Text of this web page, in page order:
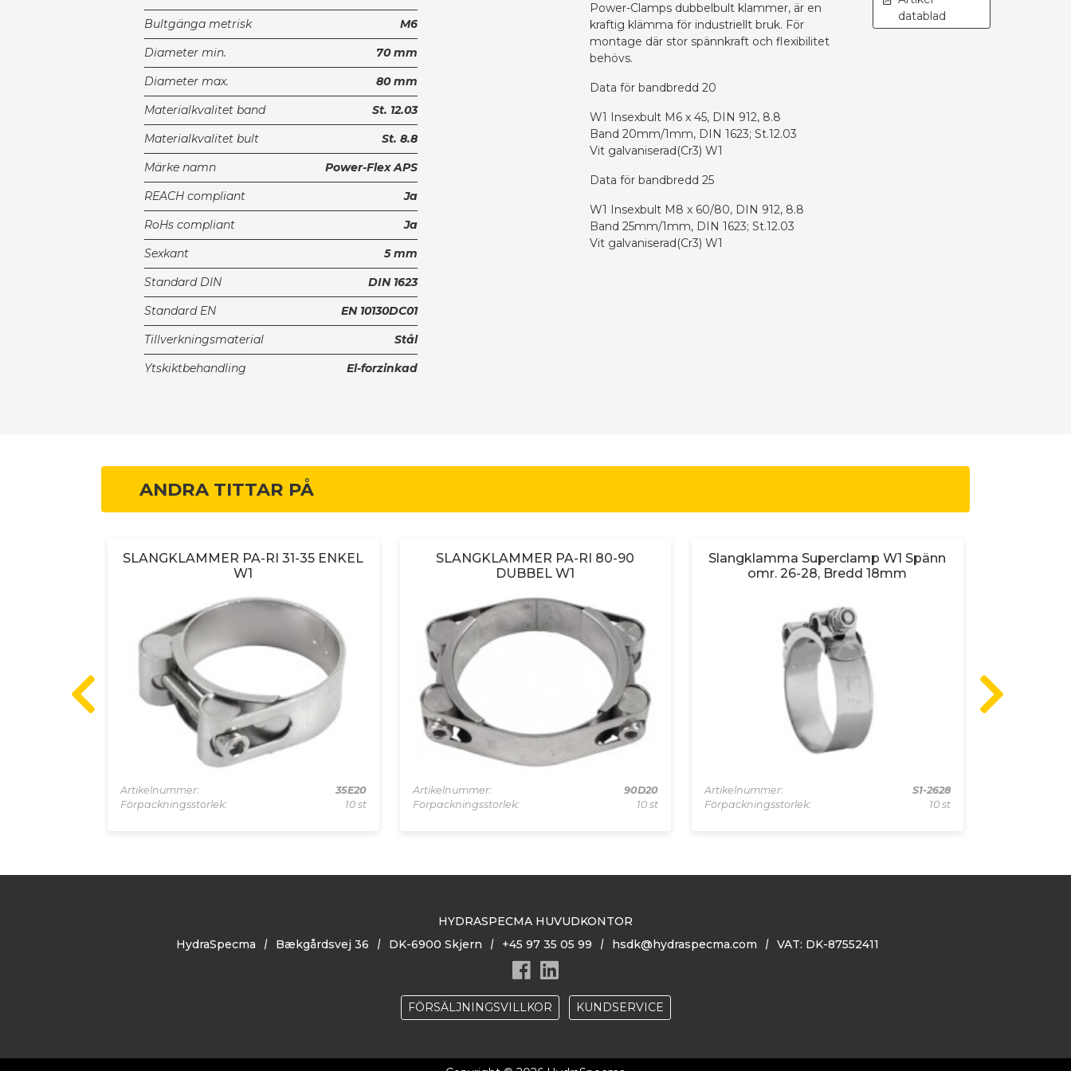
Bultgänga metrisk
M6
Diameter min.
70 mm
Diameter max.
80 mm
Materialkvalitet band
St. 12.03
Materialkvalitet bult
St. 8.8
Märke namn
Power-Flex APS
REACH compliant
Ja
RoHs compliant
Ja
Sexkant
5 mm
Standard DIN
DIN 1623
Standard EN
EN 10130DC01
Tillverkningsmaterial
Stål
Ytskiktbehandling
El-forzinkad
Power-Clamps dubbelbult klammer, är en
kraftig klämma för industriellt bruk. För
montage där stor spännkraft och flexibilitet
behövs.
Data för bandbredd 20
W1 Insexbult M6 x 45, DIN 912, 8.8
Band 20mm/1mm, DIN 1623; St.12.03
Vit galvaniserad(Cr3) W1
Data för bandbredd 25
W1 Insexbult M8 x 60/80, DIN 912, 8.8
Band 25mm/1mm, DIN 1623; St.12.03
Vit galvaniserad(Cr3) W1
datablad
ANDRA TITTAR PÅ
SLANGKLAMMER PA-RI 31-35 ENKEL
W1
Artikelnummer:
35E20
Förpackningsstorlek:
10 st
SLANGKLAMMER PA-RI 80-90
DUBBEL W1
Artikelnummer:
90D20
Förpackningsstorlek:
10 st
Slangklamma Superclamp W1 Spänn
omr. 26-28, Bredd 18mm
Artikelnummer:
S1-2628
Förpackningsstorlek:
10 st
HYDRASPECMA HUVUDKONTOR
HydraSpecma
Bækgårdsvej 36 DK-6900 Skjern +45 97 35 05 99 hsdk@hydraspecma.com VAT: DK-87552411
FÖRSÄLJNINGSVILLKOR KUNDSERVICE